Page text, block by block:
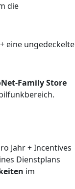
die
eine ungedeckelte
Family Store
Jahr + Incentives
Dienstplans
im